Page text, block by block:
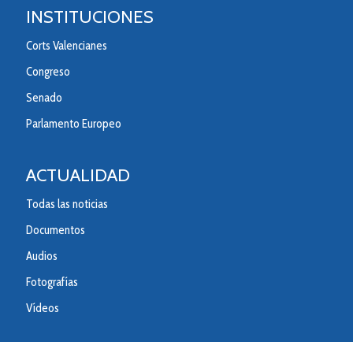
INSTITUCIONES
Corts Valencianes
Congreso
Senado
Parlamento Europeo
ACTUALIDAD
Todas las noticias
Documentos
Audios
Fotografías
Vídeos